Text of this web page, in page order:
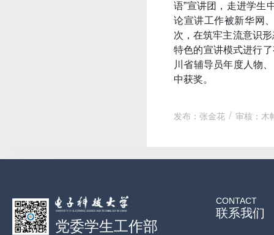
语”宣讲团，走进学生
论宣讲工作被新华网
次，在筑牢主流意识
特色的宣讲模式进行
川省辅导员年度人物
中获奖。
发布：张金花 审核：木
党委学生工作部
CONTACT
联系我们